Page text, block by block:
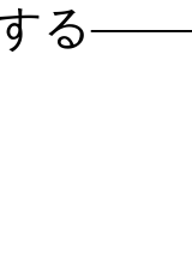
する